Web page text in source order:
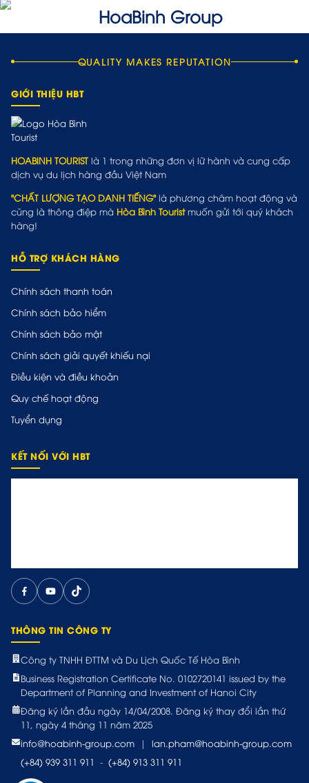
QUALITY MAKES REPUTATION
GIỚI THIỆU HBT
HOABINH TOURIST là 1 trong những đơn vị lữ hành và cung cấp
dịch vụ du lịch hàng đầu Việt Nam
"CHẤT LƯỢNG TẠO DANH TIẾNG" là phương châm hoạt động và
cũng là thông điệp mà Hòa Bình Touristmuốn gửi tới quý khách
hàng!
HỖ TRỢ KHÁCH HÀNG
Chính sách thanh toán
Chính sách bảo hiểm
Chính sách bảo mật
Chính sách giải quyết khiếu nại
Điều kiện và điều khoản
Quy chế hoạt động
Tuyển dụng
KẾT NỐI VỚI HBT
THÔNG TIN CÔNG TY
Công ty TNHH ĐTTM và Du Lịch Quốc Tế Hòa Bình
Business Registration Certificate No. 0102720141 issued by the
Department of Planning and Investment of Hanoi City
Đăng ký lần đầu ngày 14/04/2008. Đăng ký thay đổi lần thứ
11, ngày 4 tháng 11 năm 2025
info@hoabinh-group.com
|
lan.pham@hoabinh-group.com
(+84) 939 311 911 - (+84) 913 311 911